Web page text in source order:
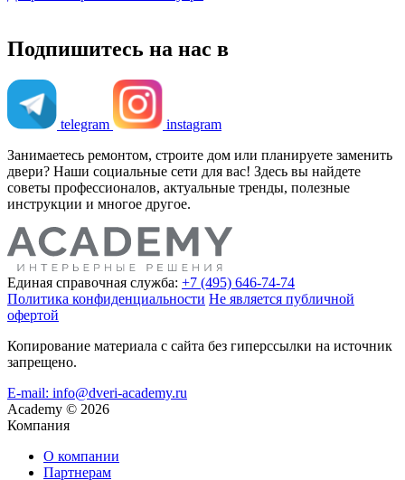
Подпишитесь на нас в
telegram
instagram
Занимаетесь ремонтом, строите дом или планируете заменить
двери? Наши социальные сети для вас! Здесь вы найдете
советы профессионалов, актуальные тренды, полезные
инструкции и многое другое.
Единая справочная служба: +7 (495) 646-74-74
Политика конфиденциальности Не является публичной
офертой
Копирование материала с сайта без гиперссылки на источник
запрещено.
E-mail: info@dveri-academy.ru
Academy © 2026
Компания
О компании
Партнерам